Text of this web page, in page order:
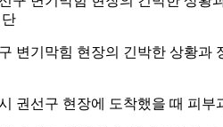
변기막힘 현장의 긴박한 상황과
권선구 현장에 도착했을 때 피